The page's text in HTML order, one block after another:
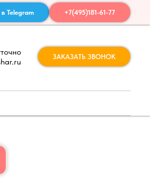
Telegram +7(495)181-61-77
ЗАКАЗАТЬ ЗВОНОК